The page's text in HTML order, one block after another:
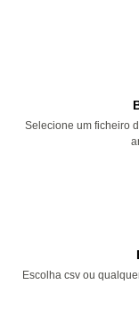
Selecione um ficheiro
Escolha csv ou